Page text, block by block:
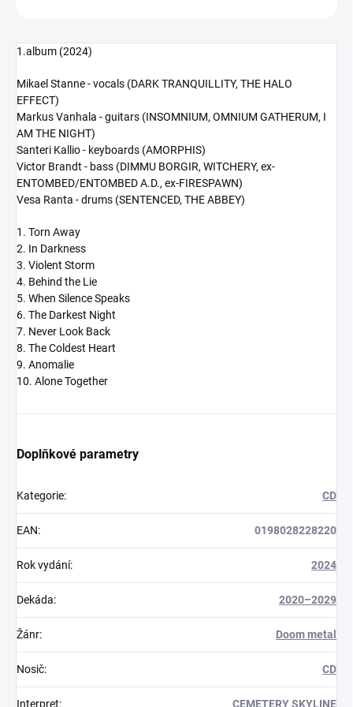
1.album (2024)
Mikael Stanne - vocals (DARK TRANQUILLITY, THE HALO
EFFECT)
Markus Vanhala - guitars (INSOMNIUM, OMNIUM GATHERUM, I
AM THE NIGHT)
Santeri Kallio - keyboards (AMORPHIS)
Victor Brandt - bass (DIMMU BORGIR, WITCHERY, ex-
ENTOMBED/ENTOMBED A.D., ex-FIRESPAWN)
Vesa Ranta - drums (SENTENCED, THE ABBEY)
1. Torn Away
2. In Darkness
3. Violent Storm
4. Behind the Lie
5. When Silence Speaks
6. The Darkest Night
7. Never Look Back
8. The Coldest Heart
9. Anomalie
10. Alone Together
Doplňkové parametry
Kategorie: CD
EAN: 0198028228220
Rok vydání: 2024
Dekáda: 2020–2029
Žánr: Doom metal
Nosič: CD
Interpret: CEMETERY SKYLINE